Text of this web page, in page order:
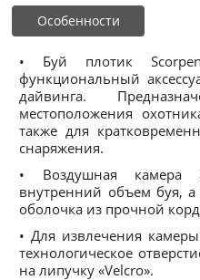
Особенности
• Буй плотик
функциональный
дайвинга.
местоположения
также для
снаряжения.
• Воздушная
внутренний объем буя,
оболочка из прочной
• Для извлечения
технологическое
на липучку «Velcro».